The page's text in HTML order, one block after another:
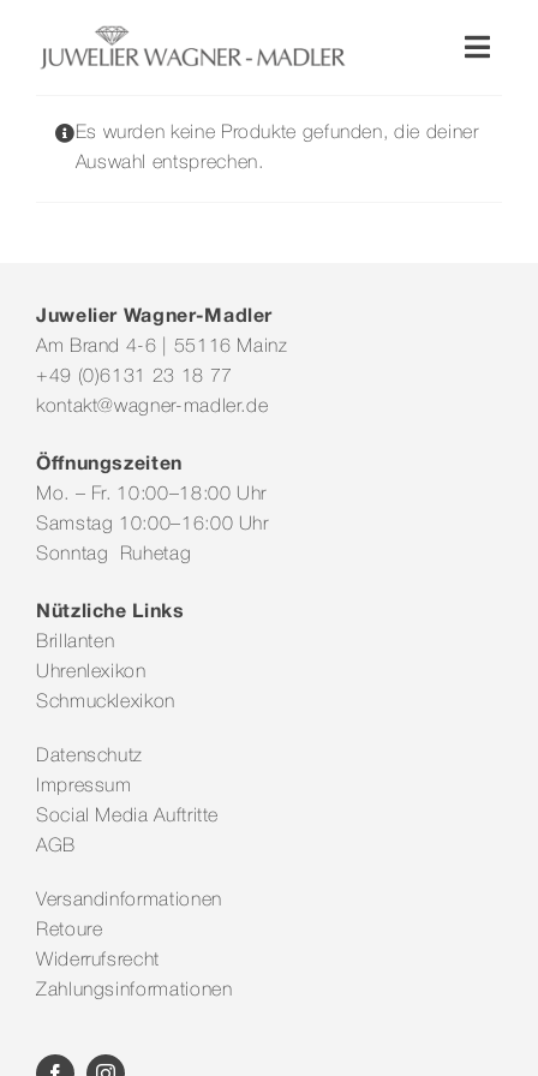
springen
Wellendorff
Service & Leistungen
Es wurden keine Produkte gefunden, die deiner
Auswahl entsprechen.
Juwelier Wagner-Madler
Am Brand 4-6 | 55116 Mainz
+49 (0)6131 23 18 77
kontakt@wagner-madler.de
Öffnungszeiten
Mo. – Fr. 10:00–18:00 Uhr
Samstag 10:00–16:00 Uhr
Sonntag Ruhetag
Nützliche Links
Brillanten
Uhrenlexikon
Schmucklexikon
Datenschutz
Impressum
Social Media Auftritte
AGB
Versandinformationen
Retoure
Widerrufsrecht
Zahlungsinformationen